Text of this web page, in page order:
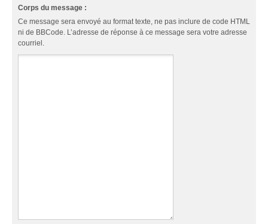
Corps du message :
Ce message sera envoyé au format texte, ne pas inclure de code HTML
ni de BBCode. L’adresse de réponse à ce message sera votre adresse
courriel.